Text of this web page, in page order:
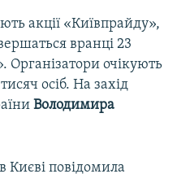
акції «Київпрайду»,
вранці 23
очікують
осіб. На захід
Володимира
Києві повідомила